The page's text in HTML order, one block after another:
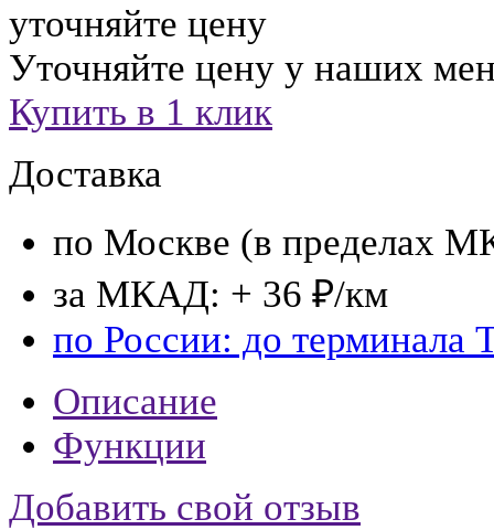
уточняйте цену
Уточняйте цену у наших
Купить в 1 клик
Доставка
по Москве (в пределах
за МКАД: + 36 ₽/км
по России: до терминала
Описание
Функции
Добавить свой отзыв